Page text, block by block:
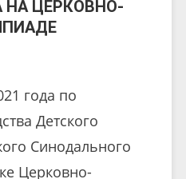
НА ЦЕРКОВНО-
года по
Детского
Синодального
Церковно-